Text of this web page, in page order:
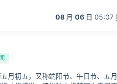
08 月 06 日 05:07
月初五，又称端阳节、午日节、五